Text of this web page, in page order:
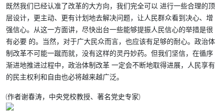
既然我们已经认准了改革的大方向，我们完全可以 进行一些合理的顶
层设计，更主动、更有计划地去解决问题，让人民群众看到决心、增
强信心。从这一方面讲，尽快出台一些能够提振人民信心的举措是很
有必要 的。当然，对于广大民众而言，也应该有足够的耐心。政治体
制改革不可能一蹴而就，没有这样的灵丹妙药。但我们坚信，在循序
渐进地推进过程中，政治体制改革 一定会不断地取得进展，人民享有
的民主权利和自由也必将越来越广泛。
(作者谢春涛，中央党校教授、著名党史专家)